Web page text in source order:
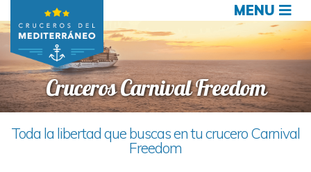
MENU
Cruceros Carnival Freedom
Toda la libertad que buscas en tu crucero Carnival
Freedom